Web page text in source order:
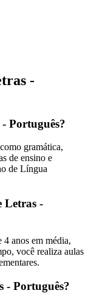
-
Português?
gramática,
de ensino e
de Língua
Letras -
4 anos em média,
você realiza aulas
- Português?